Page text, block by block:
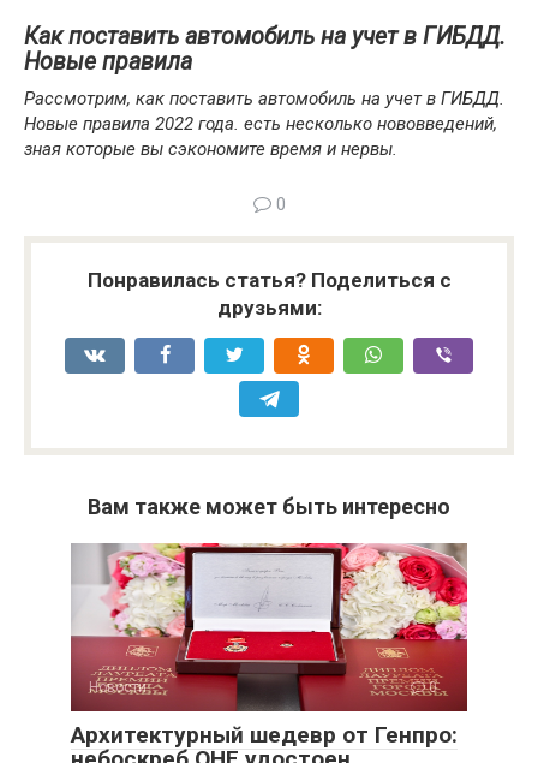
Как поставить автомобиль на учет в ГИБДД.
Новые правила
Рассмотрим, как поставить автомобиль на учет в ГИБДД.
Новые правила 2022 года. есть несколько нововведений,
зная которые вы сэкономите время и нервы.
0
Понравилась статья? Поделиться с
друзьями:
Вам также может быть интересно
Новости 0
Архитектурный шедевр от Генпро: